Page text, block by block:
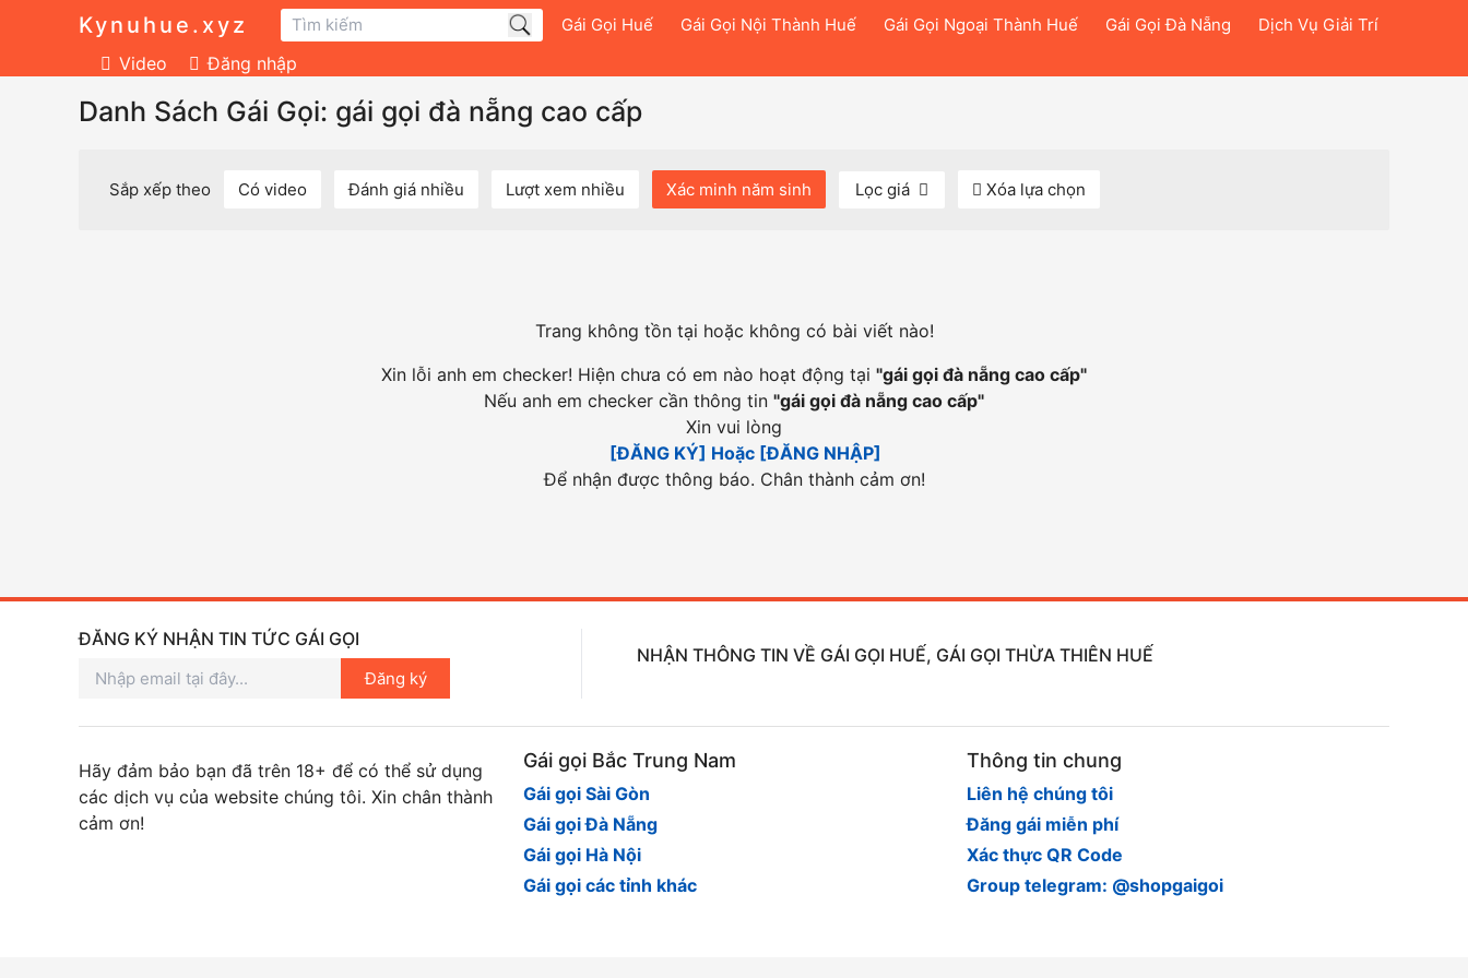
Kynuhue.xyz Gái Gọi Huế Gái Gọi Nội Thành Huế Gái Gọi Ngoại Thành Huế Gái Gọi Đà Nẵng Dịch Vụ Giải Trí
Video Đăng nhập
Danh Sách Gái Gọi: gái gọi đà nẵng cao cấp
Sắp xếp theo Có video Đánh giá nhiều Lượt xem nhiều Xác minh năm sinh Lọc giá Xóa lựa chọn
Trang không tồn tại hoặc không có bài viết nào!
Xin lỗi anh em checker! Hiện chưa có em nào hoạt động tại "gái gọi đà nẵng cao cấp"
Nếu anh em checker cần thông tin "gái gọi đà nẵng cao cấp"
Xin vui lòng
[ĐĂNG KÝ] Hoặc [ĐĂNG NHẬP]
Để nhận được thông báo. Chân thành cảm ơn!
ĐĂNG KÝ NHẬN TIN TỨC GÁI GỌI
Đăng ký
NHẬN THÔNG TIN VỀ GÁI GỌI HUẾ, GÁI GỌI THỪA THIÊN HUẾ
Hãy đảm bảo bạn đã trên 18+ để có thể sử dụng
các dịch vụ của website chúng tôi. Xin chân thành
cảm ơn!
Gái gọi Bắc Trung Nam
Gái gọi Sài Gòn
Gái gọi Đà Nẵng
Gái gọi Hà Nội
Gái gọi các tỉnh khác
Thông tin chung
Liên hệ chúng tôi
Đăng gái miễn phí
Xác thực QR Code
Group telegram: @shopgaigoi